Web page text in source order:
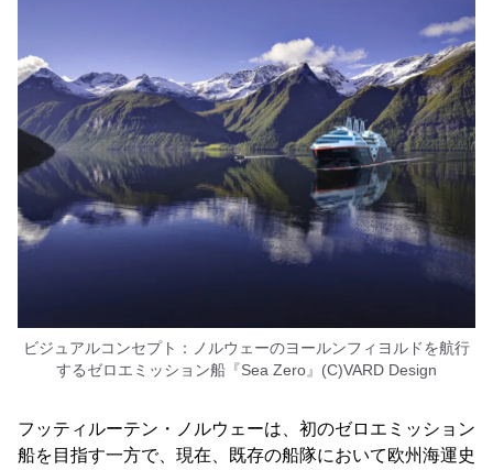
ビジュアルコンセプト：ノルウェーのヨールンフィヨルドを航行
するゼロエミッション船『Sea Zero』(C)VARD Design
フッティルーテン・ノルウェーは、初のゼロエミッション
船を目指す一方で、現在、既存の船隊において欧州海運史